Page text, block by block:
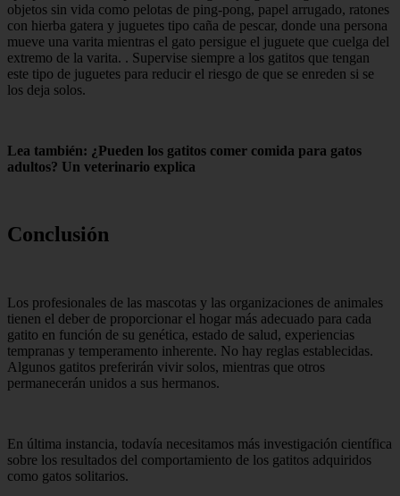
objetos sin vida como pelotas de ping-pong, papel arrugado, ratones
con hierba gatera y juguetes tipo caña de pescar, donde una persona
mueve una varita mientras el gato persigue el juguete que cuelga del
extremo de la varita. . Supervise siempre a los gatitos que tengan
este tipo de juguetes para reducir el riesgo de que se enreden si se
los deja solos.
Lea también: ¿Pueden los gatitos comer comida para gatos
adultos? Un veterinario explica
Conclusión
Los profesionales de las mascotas y las organizaciones de animales
tienen el deber de proporcionar el hogar más adecuado para cada
gatito en función de su genética, estado de salud, experiencias
tempranas y temperamento inherente. No hay reglas establecidas.
Algunos gatitos preferirán vivir solos, mientras que otros
permanecerán unidos a sus hermanos.
En última instancia, todavía necesitamos más investigación científica
sobre los resultados del comportamiento de los gatitos adquiridos
como gatos solitarios.